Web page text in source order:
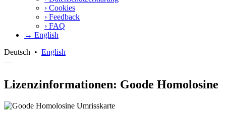
› Cookies
› Feedback
› FAQ
→ English
Deutsch • English
—
Lizenzinformationen: Goode Homolosine